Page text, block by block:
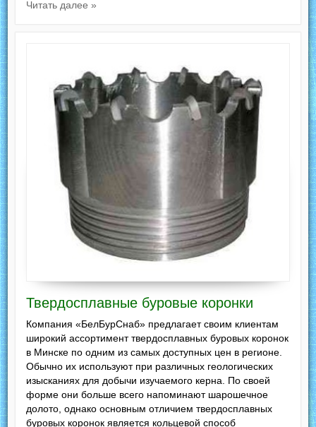
Читать далее »
Твердосплавные буровые коронки
Компания «БелБурСнаб» предлагает своим клиентам
широкий ассортимент твердосплавных буровых коронок
в Минске по одним из самых доступных цен в регионе.
Обычно их используют при различных геологических
изысканиях для добычи изучаемого керна. По своей
форме они больше всего напоминают шарошечное
долото, однако основным отличием твердосплавных
буровых коронок является кольцевой способ